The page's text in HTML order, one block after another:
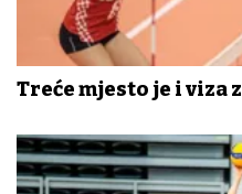
Treće mjesto je i viza